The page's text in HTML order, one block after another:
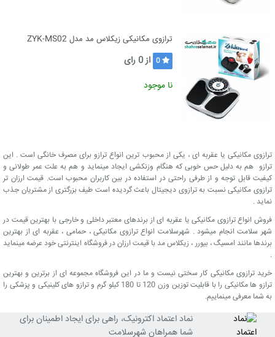
ترازوی مکانیکی زیکلاس مد مدل ZYK-MS02
0 از0 رای
نا موجود
ترازوی مکانیکی یا عقربه ای ، یکی از محبوب ترین انواع ترازو برای مصرف خانگی است . این
ترازو هم به دلیل حس خوبی که هنگام وزنکشی ایجاد مینماید و هم به علت عمر طولانی و
کیفیت قابل توجه و از طرفی راحتی در استفاده در بین کاربران محبوب است. قیمت ارزان تر
ترازوی مکانیکی نسبت به ترازوی دیجیتال باعث گردیده است طیف بزرگتری از مشتریان جذب
نماید .
فروش انواع ترازوی مکانیکی یا عقربه ای از برندهای معتبر داخلی و خارجی با بهترین قیمت در
شهر سلامت انجام میشود . شهرسلامت انواع ترازوی مکانیکی ، حمامی ، عقربه ای از بهترین
برندها مانند امسیگ ، بیورر ، زیکلاس مد با قیمت ارزان در فروشگاه اینترنتی خود عرضه مینماید
.
خرید ترازوی مکانیکی کار سختی نیست و ما در این فروشگاه مجموعه ای از برترین و بهترین
ترازو ها مکانیکی را با قابلیت توزین وزن 120 تا 180 کیلو گرم و ترازو های کلینیکی و پزشکی را
به شما معرفی مینماییم.
نماد اعتماد اکترونیک، راهی برای ایجاد اطمینان برای
شما همراهان شهرسلامت